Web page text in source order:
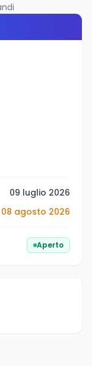
09 luglio 2026
08 agosto 2026
Aperto